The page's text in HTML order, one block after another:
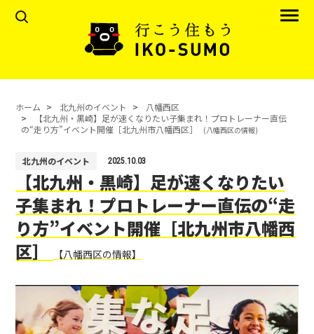
ホーム 北九州のイベント
八幡西区
【北九州・黒崎】足が速くなりたい子集まれ！プロトレーナー直伝
の“走り方”イベント開催［北九州市八幡西区］
(八幡西区の情報)
北九州のイベント 2025.10.03
【北九州・黒崎】足が速くなりたい
子集まれ！プロトレーナー直伝の“走
り方”イベント開催［北九州市八幡西
区］
【八幡西区の情報】